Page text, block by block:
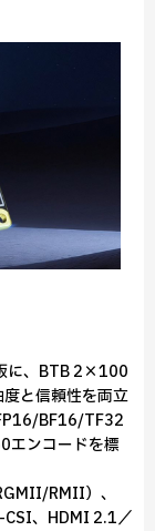
に、BTB 2×100
と信頼性を両立
BF16/TF32
エンコードを標
RMII）、
、HDMI 2.1／